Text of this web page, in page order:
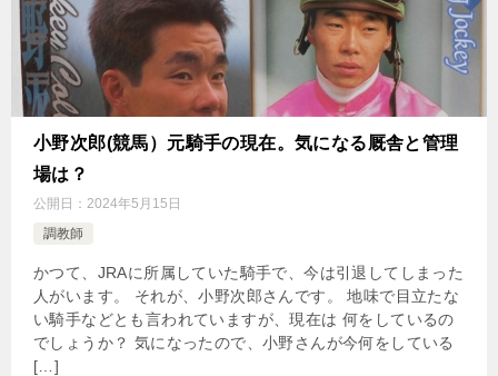
小野次郎(競馬）元騎手の現在。気になる厩舎と管理
場は？
公開日： 2024年5月15日
調教師
かつて、JRAに所属していた騎手で、今は引退してしまった
人がいます。 それが、小野次郎さんです。 地味で目立たな
い騎手などとも言われていますが、現在は 何をしているの
でしょうか？ 気になったので、小野さんが今何をしている
[…]